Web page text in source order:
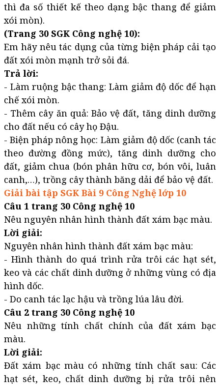
thì đa số thiết kế theo dạng bậc thang để giảm
xói mòn).
(Trang 30 SGK Công nghệ 10):
Em hãy nêu tác dụng của từng biện pháp cải tạo
đất xói mòn mạnh trở sỏi đá.
Trả lời:
- Làm ruộng bậc thang: Làm giảm độ dốc để hạn
chế xói mòn.
- Thêm cây ăn quả: Bảo vệ đất, tăng dinh dưỡng
cho đất nếu có cây họ Đậu.
- Biện pháp nông học: Làm giảm độ dốc (canh tác
theo đường đồng mức), tăng dinh dưỡng cho
đất, giảm chua (bón phân hữu cơ, bón vôi, luân
canh,…), trồng cây thành băng dải để bảo vệ đất.
Giải bài tập SGK Bài 9 Công Nghệ lớp 10
Câu 1 trang 30 Công nghệ 10
Nêu nguyên nhân hình thành đất xám bạc màu.
Lời giải:
Nguyên nhân hình thành đất xám bạc màu:
- Hình thành do quá trình rửa trôi các hạt sét,
keo và các chất dinh dưỡng ở những vùng có địa
hình dốc.
- Do canh tác lạc hậu và trồng lúa lâu đời.
Câu 2 trang 30 Công nghệ 10
Nêu những tính chất chính của đất xám bạc
màu.
Lời giải:
Đất xám bạc màu có những tính chất sau: Các
hạt sét, keo, chất dinh dưỡng bị rửa trôi nên